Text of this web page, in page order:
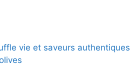
vie et saveurs authentiques